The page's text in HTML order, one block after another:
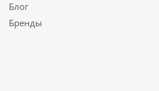
Блог
Бренды